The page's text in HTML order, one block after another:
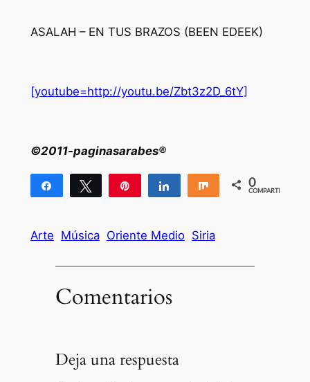
ASALAH – EN TUS BRAZOS (BEEN EDEEK)
[youtube=http://youtu.be/Zbt3z2D_6tY]
©2011-paginasarabes®
Compartir Twittear Compartir Compartir
0
COMPARTIR
Arte Música Oriente Medio Siria
Comentarios
Deja una respuesta